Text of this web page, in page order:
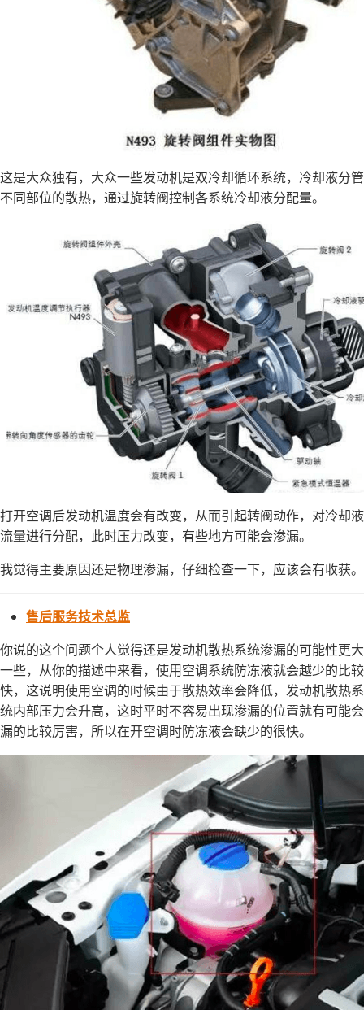
这是大众独有，大众一些发动机是双冷却循环系统，冷却液分管
不同部位的散热，通过旋转阀控制各系统冷却液分配量。
打开空调后发动机温度会有改变，从而引起转阀动作，对冷却液
流量进行分配，此时压力改变，有些地方可能会渗漏。
我觉得主要原因还是物理渗漏，仔细检查一下，应该会有收获。
售后服务技术总监
你说的这个问题个人觉得还是发动机散热系统渗漏的可能性更大
一些，从你的描述中来看，使用空调系统防冻液就会越少的比较
快，这说明使用空调的时候由于散热效率会降低，发动机散热系
统内部压力会升高，这时平时不容易出现渗漏的位置就有可能会
漏的比较厉害，所以在开空调时防冻液会缺少的很快。